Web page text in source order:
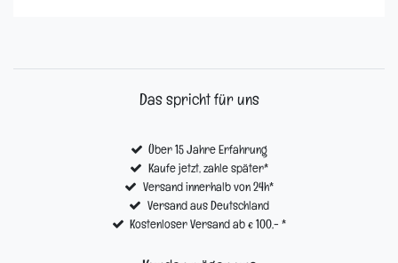
Das spricht für uns
Über 15 Jahre Erfahrung
Kaufe jetzt, zahle später*
Versand innerhalb von 24h*
Versand aus Deutschland
Kostenloser Versand ab € 100,- *